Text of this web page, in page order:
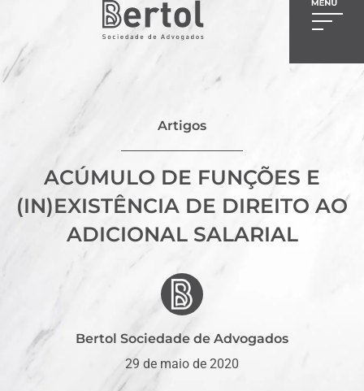
Artigos
ACÚMULO DE FUNÇÕES E
(IN)EXISTÊNCIA DE DIREITO AO
ADICIONAL SALARIAL
Bertol Sociedade de Advogados
29 de maio de 2020